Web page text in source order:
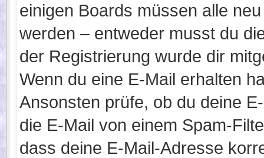
einigen Boards müssen alle
werden – entweder musst du
der Registrierung wurde dir
Wenn du eine E-Mail erhalten
Ansonsten prüfe, ob du deine
die E-Mail von einem Spam-
dass deine E-Mail-Adresse